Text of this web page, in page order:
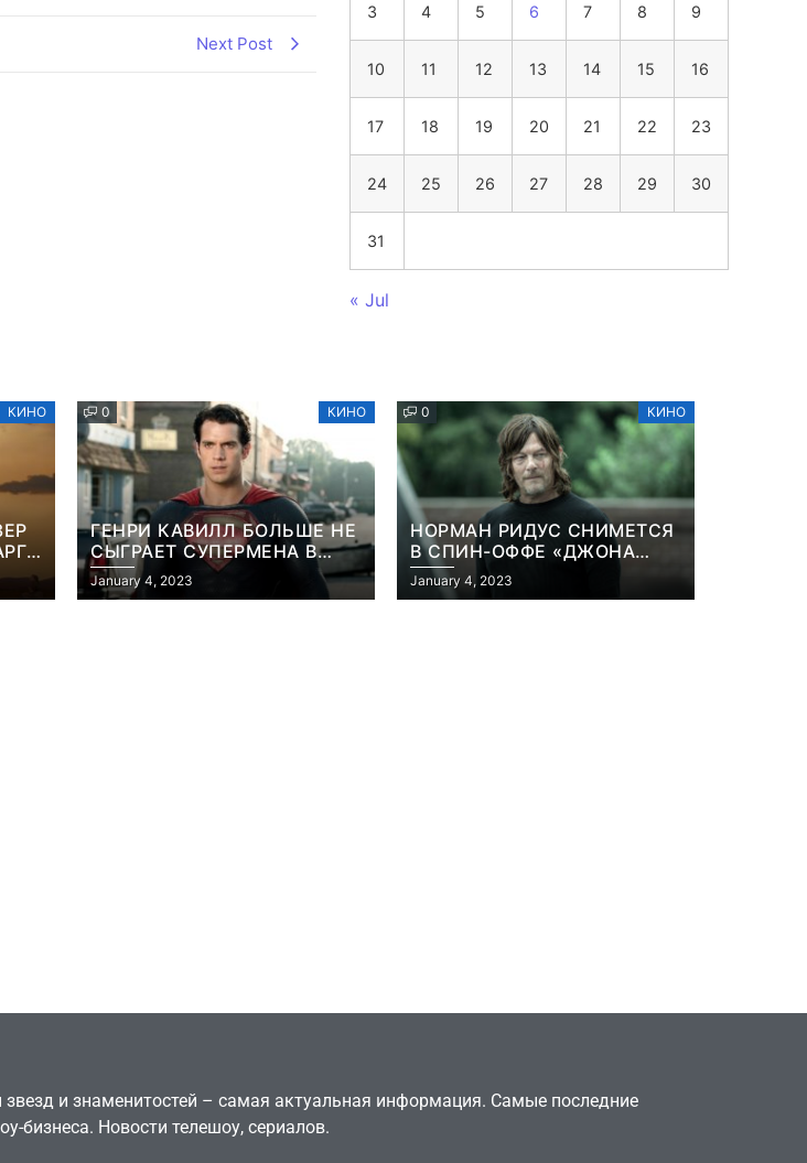
Next Post
3 4 5 6 7 8 9
10 11 12 13 14 15 16
17 18 19 20 21 22 23
24 25 26 27 28 29 30
31
« Jul
КИНО 0 КИНО
ГЕНРИ КАВИЛЛ БОЛЬШЕ НЕ
СЫГРАЕТ СУПЕРМЕНА В
ФИЛЬМЕ ДЖЕЙМСА ГАННА
January 4, 2023
0 КИНО
НОРМАН РИДУС СНИМЕТСЯ
В СПИН-ОФФЕ «ДЖОНА
УИКА»
January 4, 2023
звезд и знаменитостей – самая актуальная информация. Самые последние
бизнеса. Новости телешоу, сериалов.